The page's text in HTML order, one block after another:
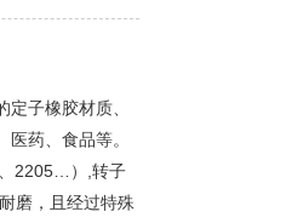
子橡胶材质、
药、食品等。
2205…）,转子
磨，且经过特殊